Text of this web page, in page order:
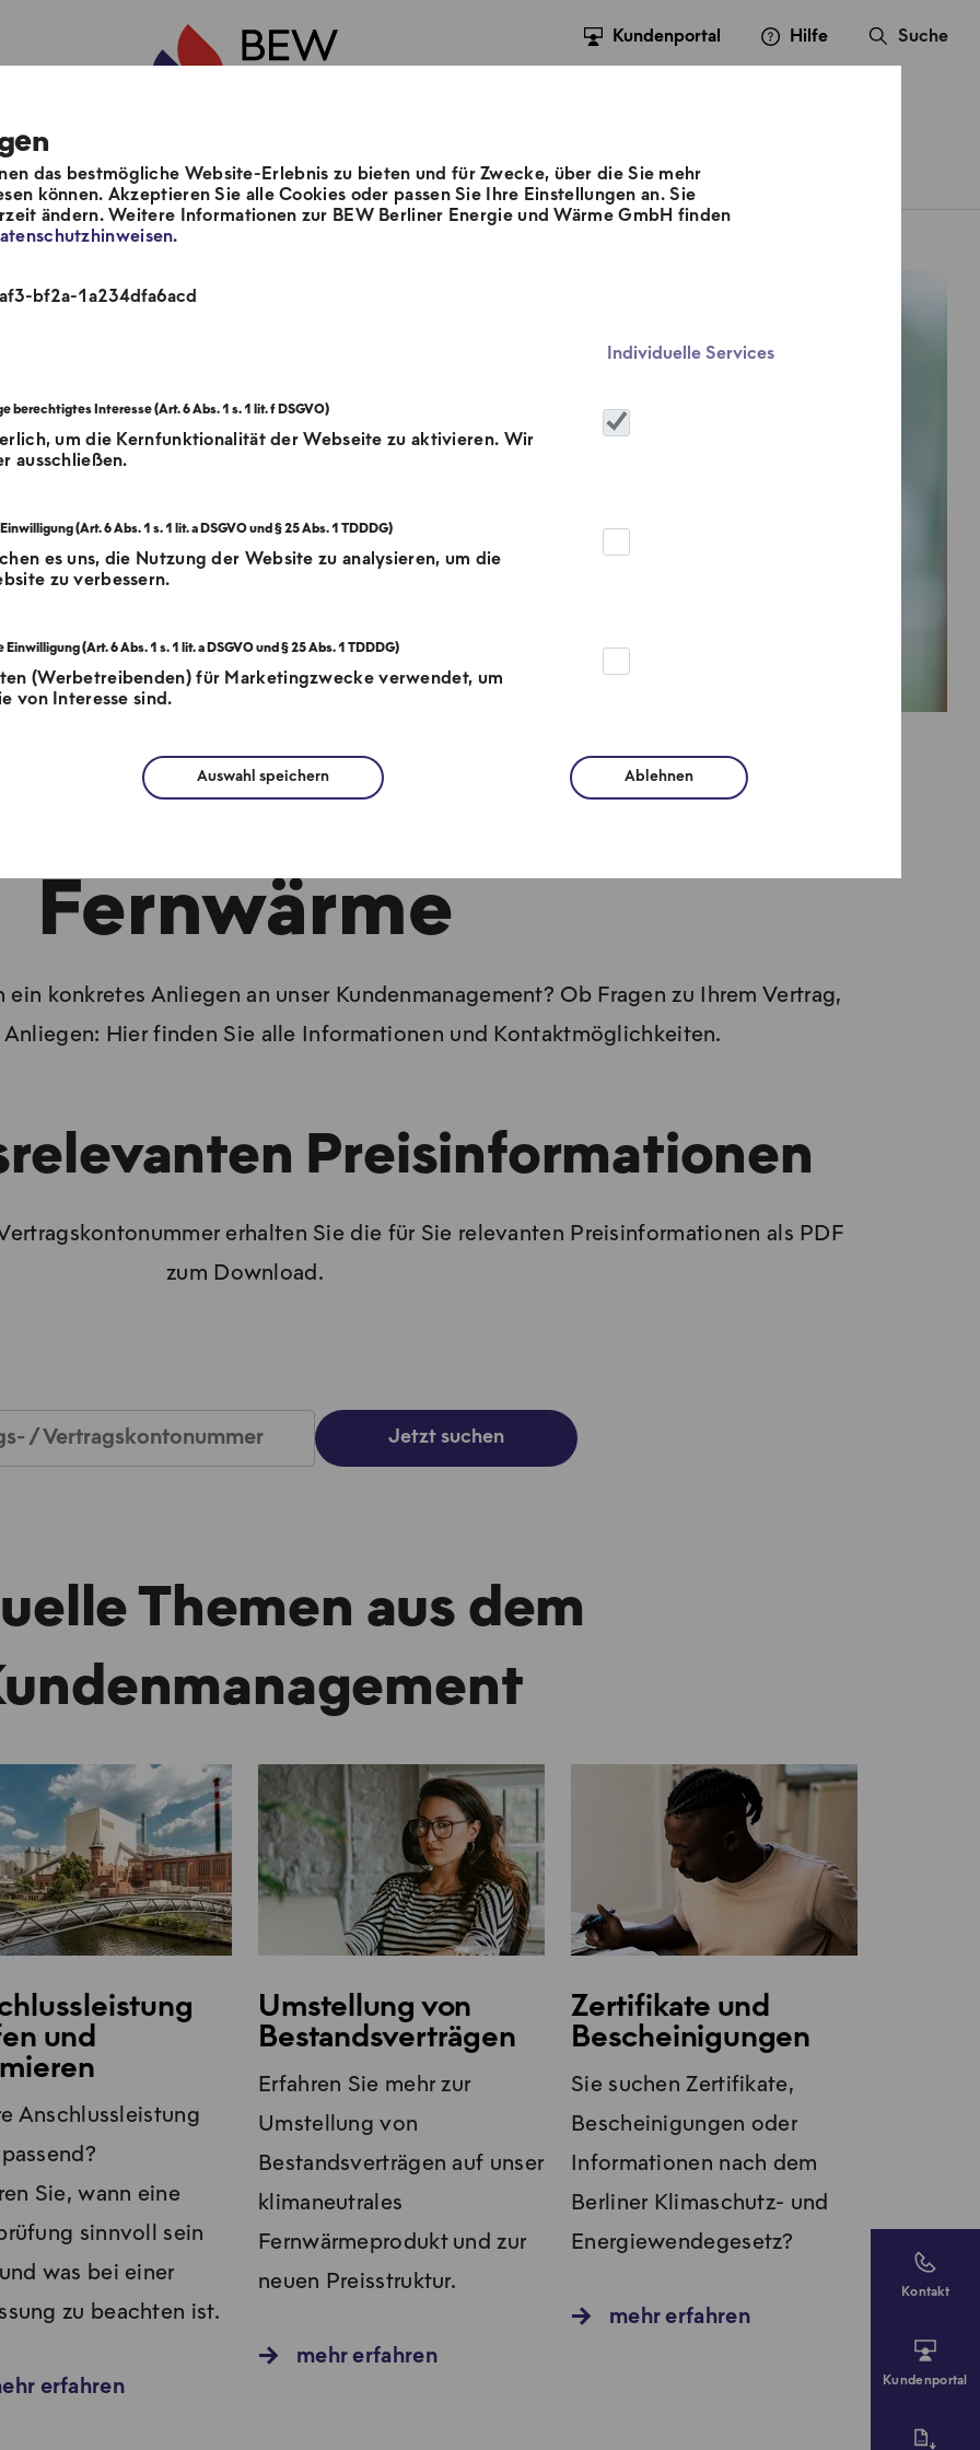
Unsere Lösungen Aktuelles & Presse Kontakt
Kundenportal Hilfe Suche
für die
Fernwärme
konkretes Anliegen an unser Kundenmanagement? Ob Fragen zu Ihrem Vertrag,
Hier finden Sie alle Informationen und Kontaktmöglichkeiten.
Preisinformationen
erhalten Sie die für Sie relevanten Preisinformationen als PDF
zum Download.
/ Vertragskontonummer Jetzt suchen
Themen aus dem
und
Anschlussleistung
Sie, wann eine
sinnvoll sein
was bei einer
zu beachten ist.
erfahren
Umstellung von
Bestandsverträgen
Erfahren Sie mehr zur
Umstellung von
Bestandsverträgen auf unser
klimaneutrales
Fernwärmeprodukt und zur
neuen Preisstruktur.
mehr erfahren
Zertifikate und
Bescheinigungen
Sie suchen Zertifikate,
Bescheinigungen oder
Informationen nach dem
Berliner Klimaschutz- und
Energiewendegesetz?
mehr erfahren
das bestmögliche Website-Erlebnis zu bieten und für Zwecke, über die Sie mehr
können. Akzeptieren Sie alle Cookies oder passen Sie Ihre Einstellungen an. Sie
ändern. Weitere Informationen zur BEW Berliner Energie und Wärme GmbH finden
.
bf2a-1a234dfa6acd
Individuelle Services
um die Kernfunktionalität der Webseite zu aktivieren. Wir
ausschließen.
es uns, die Nutzung der Website zu analysieren, um die
zu verbessern.
(Werbetreibenden) für Marketingzwecke verwendet, um
von Interesse sind.
Auswahl speichern Ablehnen
Kontakt
Kundenportal